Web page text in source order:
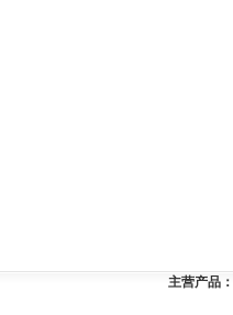
主营产品：